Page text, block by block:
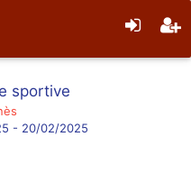
sportive
- 20/02/2025